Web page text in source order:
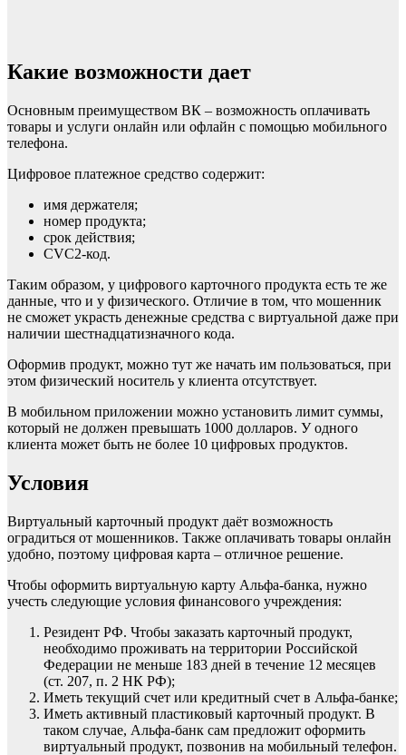
Какие возможности дает
Основным преимуществом ВК – возможность оплачивать
товары и услуги онлайн или офлайн с помощью мобильного
телефона.
Цифровое платежное средство содержит:
имя держателя;
номер продукта;
срок действия;
CVC2-код.
Таким образом, у цифрового карточного продукта есть те же
данные, что и у физического. Отличие в том, что мошенник
не сможет украсть денежные средства с виртуальной даже при
наличии шестнадцатизначного кода.
Оформив продукт, можно тут же начать им пользоваться, при
этом физический носитель у клиента отсутствует.
В мобильном приложении можно установить лимит суммы,
который не должен превышать 1000 долларов. У одного
клиента может быть не более 10 цифровых продуктов.
Условия
Виртуальный карточный продукт даёт возможность
оградиться от мошенников. Также оплачивать товары онлайн
удобно, поэтому цифровая карта – отличное решение.
Чтобы оформить виртуальную карту Альфа-банка, нужно
учесть следующие условия финансового учреждения:
Резидент РФ. Чтобы заказать карточный продукт,
необходимо проживать на территории Российской
Федерации не меньше 183 дней в течение 12 месяцев
(ст. 207, п. 2 НК РФ);
Иметь текущий счет или кредитный счет в Альфа-банке;
Иметь активный пластиковый карточный продукт. В
таком случае, Альфа-банк сам предложит оформить
виртуальный продукт, позвонив на мобильный телефон.